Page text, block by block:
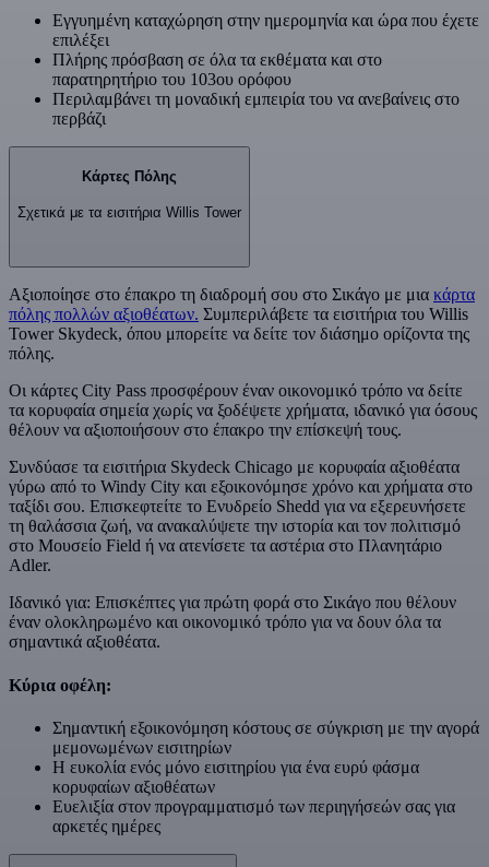
Εγγυημένη καταχώρηση στην ημερομηνία και ώρα που έχετε
επιλέξει
Πλήρης πρόσβαση σε όλα τα εκθέματα και στο
παρατηρητήριο του 103ου ορόφου
Περιλαμβάνει τη μοναδική εμπειρία του να ανεβαίνεις στο
περβάζι
Κάρτες Πόλης
Σχετικά με τα εισιτήρια Willis Tower
Αξιοποίησε στο έπακρο τη διαδρομή σου στο Σικάγο με μια κάρτα
πόλης πολλών αξιοθέατων. Συμπεριλάβετε τα εισιτήρια του Willis
Tower Skydeck, όπου μπορείτε να δείτε τον διάσημο ορίζοντα της
πόλης.
Οι κάρτες City Pass προσφέρουν έναν οικονομικό τρόπο να δείτε
τα κορυφαία σημεία χωρίς να ξοδέψετε χρήματα, ιδανικό για όσους
θέλουν να αξιοποιήσουν στο έπακρο την επίσκεψή τους.
Συνδύασε τα εισιτήρια Skydeck Chicago με κορυφαία αξιοθέατα
γύρω από το Windy City και εξοικονόμησε χρόνο και χρήματα στο
ταξίδι σου. Επισκεφτείτε το Ενυδρείο Shedd για να εξερευνήσετε
τη θαλάσσια ζωή, να ανακαλύψετε την ιστορία και τον πολιτισμό
στο Μουσείο Field ή να ατενίσετε τα αστέρια στο Πλανητάριο
Adler.
Ιδανικό για: Επισκέπτες για πρώτη φορά στο Σικάγο που θέλουν
έναν ολοκληρωμένο και οικονομικό τρόπο για να δουν όλα τα
σημαντικά αξιοθέατα.
Κύρια οφέλη:
Σημαντική εξοικονόμηση κόστους σε σύγκριση με την αγορά
μεμονωμένων εισιτηρίων
Η ευκολία ενός μόνο εισιτηρίου για ένα ευρύ φάσμα
κορυφαίων αξιοθέατων
Ευελιξία στον προγραμματισμό των περιηγήσεών σας για
αρκετές ημέρες